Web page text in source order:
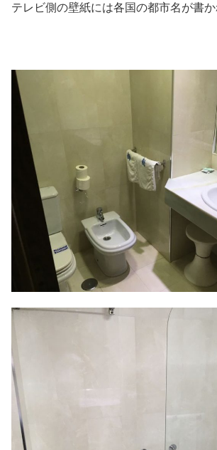
テレビ側の壁紙には各国の都市名が書か